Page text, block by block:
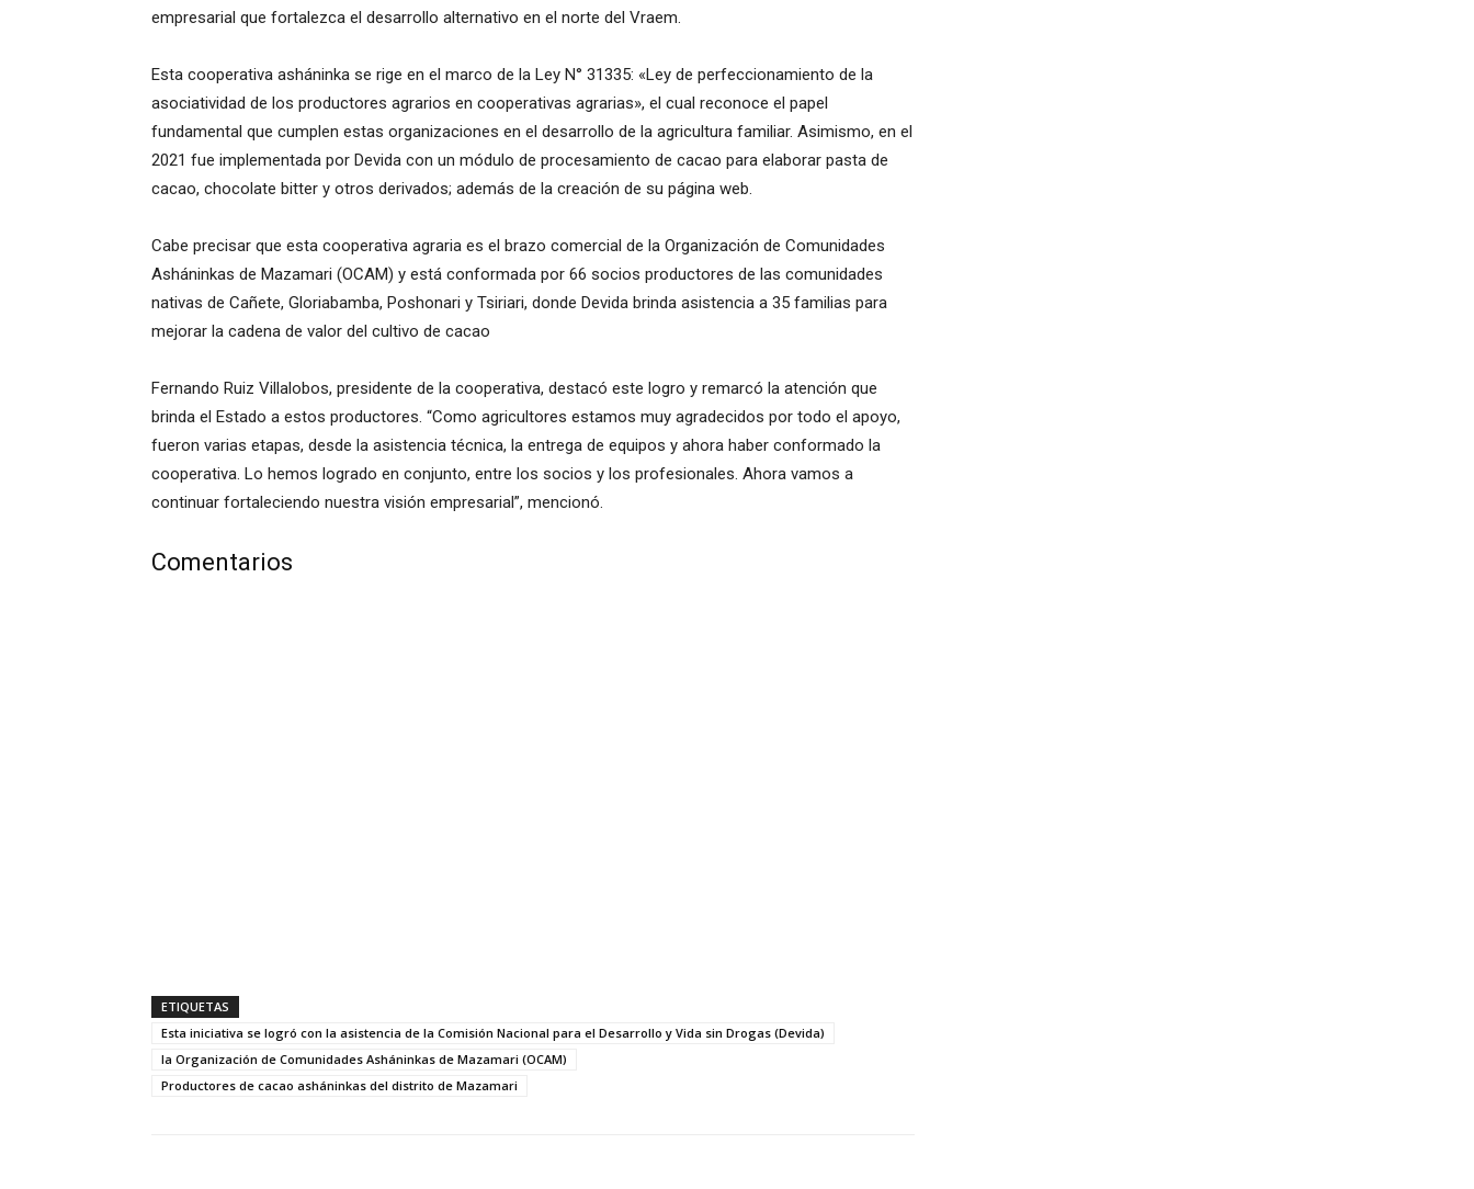
empresarial que fortalezca el desarrollo alternativo en el norte del Vraem.
Esta cooperativa asháninka se rige en el marco de la Ley N° 31335: «Ley de perfeccionamiento de la
asociatividad de los productores agrarios en cooperativas agrarias», el cual reconoce el papel
fundamental que cumplen estas organizaciones en el desarrollo de la agricultura familiar. Asimismo, en el
2021 fue implementada por Devida con un módulo de procesamiento de cacao para elaborar pasta de
cacao, chocolate bitter y otros derivados; además de la creación de su página web.
Cabe precisar que esta cooperativa agraria es el brazo comercial de la Organización de Comunidades
Asháninkas de Mazamari (OCAM) y está conformada por 66 socios productores de las comunidades
nativas de Cañete, Gloriabamba, Poshonari y Tsiriari, donde Devida brinda asistencia a 35 familias para
mejorar la cadena de valor del cultivo de cacao
Fernando Ruiz Villalobos, presidente de la cooperativa, destacó este logro y remarcó la atención que
brinda el Estado a estos productores. “Como agricultores estamos muy agradecidos por todo el apoyo,
fueron varias etapas, desde la asistencia técnica, la entrega de equipos y ahora haber conformado la
cooperativa. Lo hemos logrado en conjunto, entre los socios y los profesionales. Ahora vamos a
continuar fortaleciendo nuestra visión empresarial”, mencionó.
Comentarios
ETIQUETAS
Esta iniciativa se logró con la asistencia de la Comisión Nacional para el Desarrollo y Vida sin Drogas (Devida)
la Organización de Comunidades Asháninkas de Mazamari (OCAM)
Productores de cacao asháninkas del distrito de Mazamari